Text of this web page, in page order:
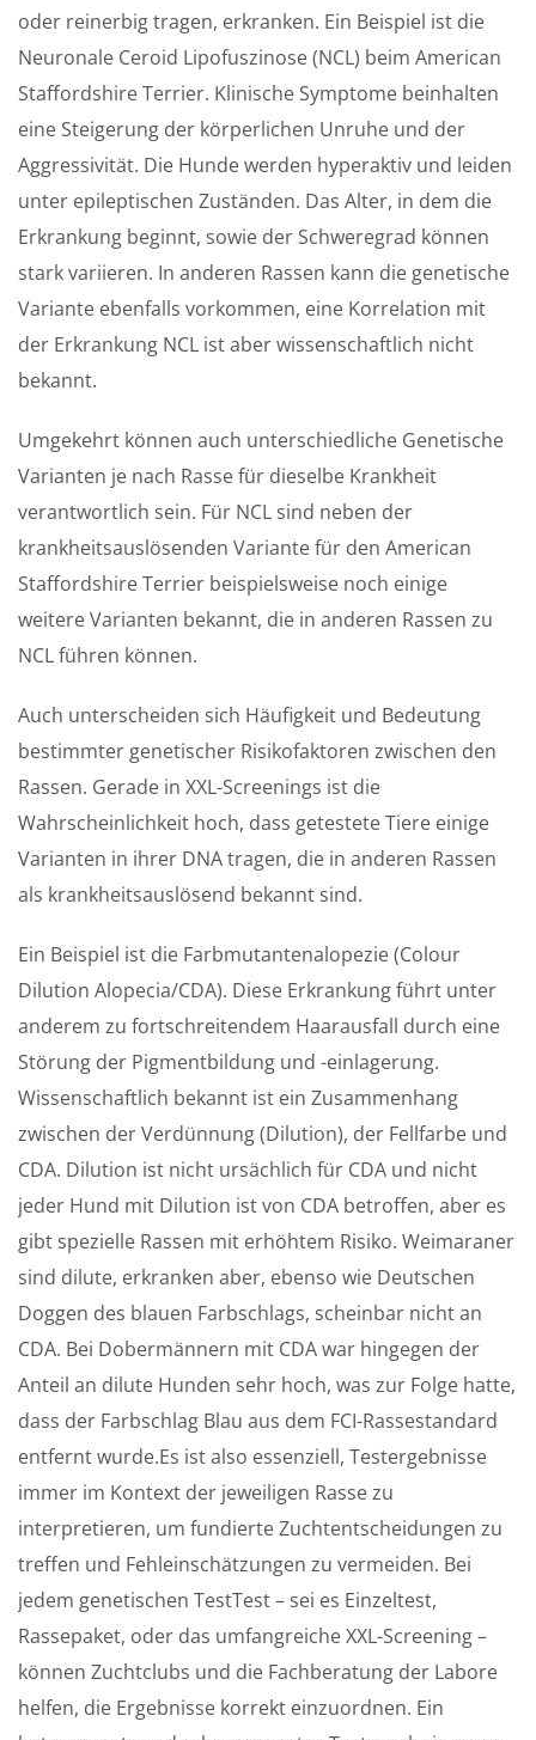
oder reinerbig tragen, erkranken. Ein Beispiel ist die
Neuronale Ceroid Lipofuszinose (NCL) beim American
Staffordshire Terrier. Klinische Symptome beinhalten
eine Steigerung der körperlichen Unruhe und der
Aggressivität. Die Hunde werden hyperaktiv und leiden
unter epileptischen Zuständen. Das Alter, in dem die
Erkrankung beginnt, sowie der Schweregrad können
stark variieren. In anderen Rassen kann die genetische
Variante ebenfalls vorkommen, eine Korrelation mit
der Erkrankung NCL ist aber wissenschaftlich nicht
bekannt.
Umgekehrt können auch unterschiedliche Genetische
Varianten je nach Rasse für dieselbe Krankheit
verantwortlich sein. Für NCL sind neben der
krankheitsauslösenden Variante für den American
Staffordshire Terrier beispielsweise noch einige
weitere Varianten bekannt, die in anderen Rassen zu
NCL führen können.
Auch unterscheiden sich Häufigkeit und Bedeutung
bestimmter genetischer Risikofaktoren zwischen den
Rassen. Gerade in XXL-Screenings ist die
Wahrscheinlichkeit hoch, dass getestete Tiere einige
Varianten in ihrer DNA tragen, die in anderen Rassen
als krankheitsauslösend bekannt sind.
Ein Beispiel ist die Farbmutantenalopezie (Colour
Dilution Alopecia/CDA). Diese Erkrankung führt unter
anderem zu fortschreitendem Haarausfall durch eine
Störung der Pigmentbildung und -einlagerung.
Wissenschaftlich bekannt ist ein Zusammenhang
zwischen der Verdünnung (Dilution), der Fellfarbe und
CDA. Dilution ist nicht ursächlich für CDA und nicht
jeder Hund mit Dilution ist von CDA betroffen, aber es
gibt spezielle Rassen mit erhöhtem Risiko. Weimaraner
sind dilute, erkranken aber, ebenso wie Deutschen
Doggen des blauen Farbschlags, scheinbar nicht an
CDA. Bei Dobermännern mit CDA war hingegen der
Anteil an dilute Hunden sehr hoch, was zur Folge hatte,
dass der Farbschlag Blau aus dem FCI-Rassestandard
entfernt wurde.Es ist also essenziell, Testergebnisse
immer im Kontext der jeweiligen Rasse zu
interpretieren, um fundierte Zuchtentscheidungen zu
treffen und Fehleinschätzungen zu vermeiden. Bei
jedem genetischen TestTest – sei es Einzeltest,
Rassepaket, oder das umfangreiche XXL-Screening –
können Zuchtclubs und die Fachberatung der Labore
helfen, die Ergebnisse korrekt einzuordnen. Ein